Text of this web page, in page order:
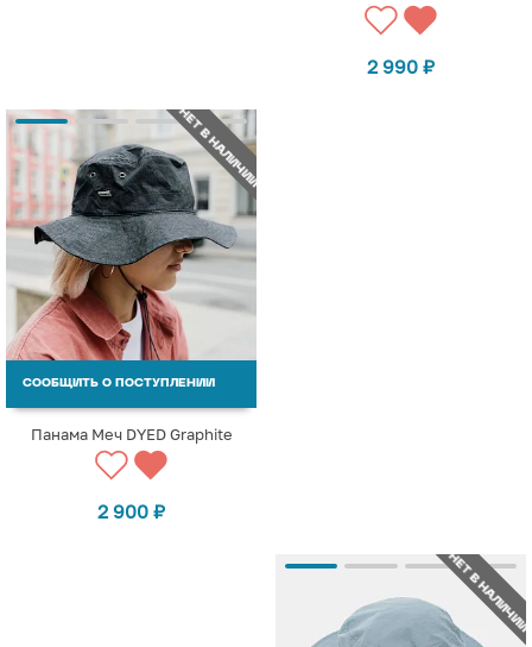
2 990 ₽
НЕТ В НАЛИЧИИ
СООБЩИТЬ О ПОСТУПЛЕНИИ
Панама Меч DYED Graphite
2 900 ₽
НЕТ В НАЛИЧИИ